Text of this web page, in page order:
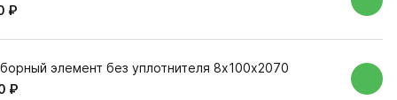
₽
элемент без уплотнителя 8х100х2070
₽